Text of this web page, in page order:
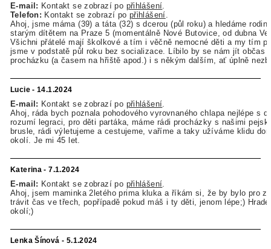
E-mail: Kontakt se zobrazí po přihlášení
Telefon: Kontakt se zobrazí po přihlášení
Ahoj, jsme máma (39) a táta (32) s dcerou (půl roku) a hledáme
starým dítětem na Praze 5 (momentálně Nové Butovice, od dubna
Všichni přátelé mají školkové a tím i věčně nemocné děti a my tím
jsme v podstatě půl roku bez socializace. Líbilo by se nám jít občas
procházku (a časem na hřiště apod.) i s někým dalším, ať úplně
Lucie - 14.1.2024
E-mail: Kontakt se zobrazí po přihlášení
Ahoj, ráda bych poznala pohodového vyrovnaného chlapa nejlépe s
rozumí legraci, pro děti partáka, máme rádi procházky s našimi
brusle, rádi výletujeme a cestujeme, vaříme a taky užíváme klidu
okolí. Je mi 45 let.
Katerina - 7.1.2024
E-mail: Kontakt se zobrazí po přihlášení
Ahoj, jsem maminka 2letého prima kluka a říkám si, že by bylo pro
trávit čas ve třech, popřípadě pokud máš i ty děti, jenom lépe;)
okolí;)
Lenka Šínová - 5.1.2024